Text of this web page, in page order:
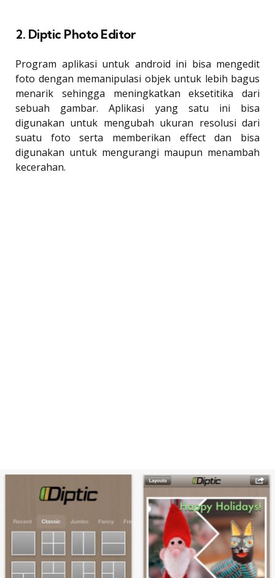
2. Diptic Photo Editor
Program aplikasi untuk android ini bisa mengedit
foto dengan memanipulasi objek untuk lebih bagus
menarik sehingga meningkatkan eksetitika dari
sebuah gambar. Aplikasi yang satu ini bisa
digunakan untuk mengubah ukuran resolusi dari
suatu foto serta memberikan effect dan bisa
digunakan untuk mengurangi maupun menambah
kecerahan.